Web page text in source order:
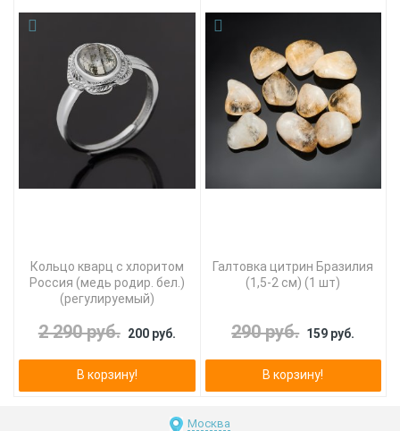
Кольцо кварц с хлоритом
Россия (медь родир. бел.)
(регулируемый)
2 290 руб. 200 руб.
В корзину!
Галтовка цитрин Бразилия
(1,5-2 см) (1 шт)
290 руб. 159 руб.
В корзину!
Москва